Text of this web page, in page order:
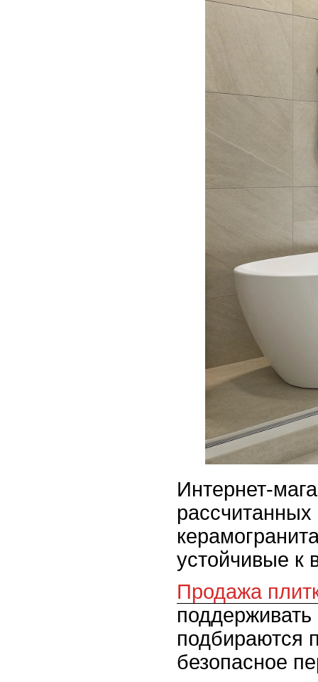
Интернет-
устойчивые к
Продажа
подбираются
безопасное